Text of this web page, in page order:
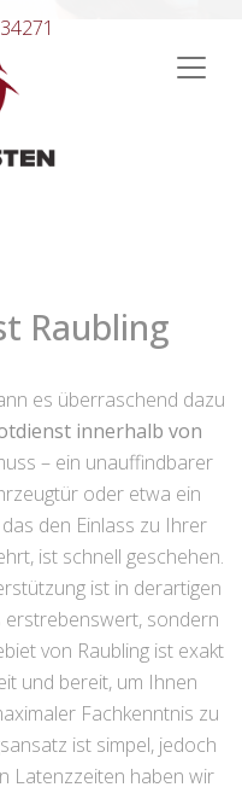
Raubling
es überraschend dazu
innerhalb von
– ein unauffindbarer
oder etwa ein
den Einlass zu Ihrer
ist schnell geschehen.
ist in derartigen
sondern
von Raubling ist exakt
und bereit, um Ihnen
Fachkenntnis zu
ist simpel, jedoch
Latenzzeiten haben wir